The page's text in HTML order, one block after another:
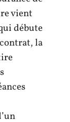
vient
débute
la